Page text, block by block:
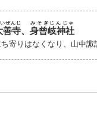
善寺
ぜんじ
、 身曾岐神社
みそぎじんじゃ
寄りはなくなり、山中諏